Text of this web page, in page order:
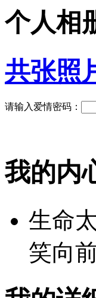
个人相
共张照
请输入爱情密码：
我的内
生命
笑向前